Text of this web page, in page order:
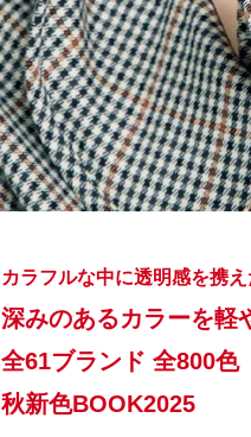
カラフルな中に透明感を携
深みのあるカラーを軽
全61ブランド 全800色
秋新色BOOK2025